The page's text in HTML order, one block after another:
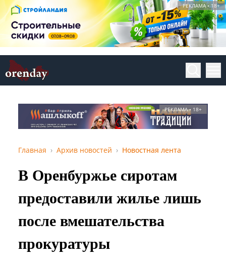
РЕКЛАМА • 18+
РЕКЛАМА • 18+
Главная Архив новостей Новостная лента
В Оренбуржье сиротам
предоставили жилье лишь
после вмешательства
прокуратуры